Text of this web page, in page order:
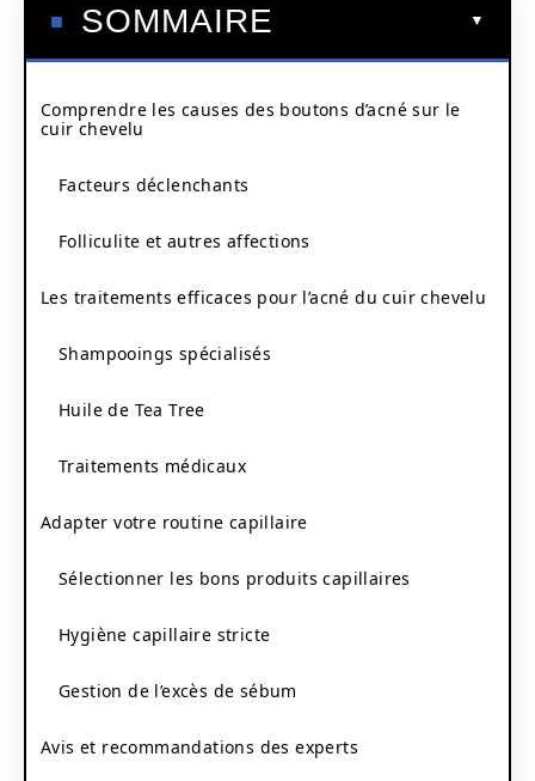
SOMMAIRE
Comprendre les causes des boutons d’acné sur le
cuir chevelu
Facteurs déclenchants
Folliculite et autres affections
Les traitements efficaces pour l’acné du cuir chevelu
Shampooings spécialisés
Huile de Tea Tree
Traitements médicaux
Adapter votre routine capillaire
Sélectionner les bons produits capillaires
Hygiène capillaire stricte
Gestion de l’excès de sébum
Avis et recommandations des experts